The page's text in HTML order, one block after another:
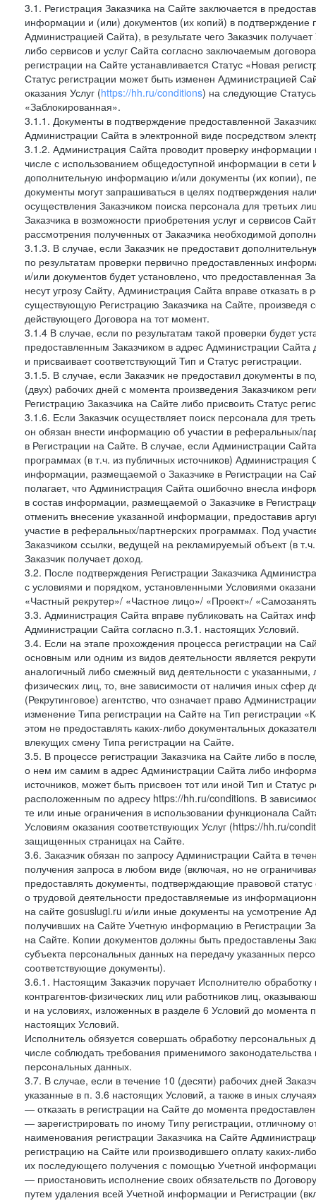
3.1. Регистрация Заказчика на Сайте заключается в
информации и (или) документов (их копий) в
Администрацией Сайта), в результате чего Заказчик
либо сервисов и услуг Сайта согласно заключаемым
регистрации на Сайте устанавливается Статус «Новая
Статус регистрации может быть изменен Администрацией
оказания Услуг (https://hh.ru/conditions) на следующие
«Заблокированная».
3.1.1. Документы в подтверждение предоставленной
Администрации Сайта в электронной виде посредством
3.1.2. Администрация Сайта проводит проверку информации
числе с использованием общедоступной информации в
дополнительную информацию и/или документы (их копии),
документы могут запрашиваться в целях подтверждения
осуществления Заказчиком поиска персонала для третьих
Заказчика в возможности приобретения услуг и сервисов
рассмотрения полученных от Заказчика необходимой
3.1.3. В случае, если Заказчик не предоставит
по результатам проверки первично предоставленных
и/или документов будет установлено, что предоставленная
несут угрозу Сайту, Администрация Сайта вправе отказать
существующую Регистрацию Заказчика на Сайте, произведя
действующего Договора на тот момент.
3.1.4 В случае, если по результатам такой проверки будет
предоставленным Заказчиком в адрес Администрации
и присваивает соответствующий Тип и Статус регистрации.
3.1.5. В случае, если Заказчик не предоставил документы в
(двух) рабочих дней с момента произведения Заказчиком
Регистрацию Заказчика на Сайте либо присвоить Статус
3.1.6. Если Заказчик осуществляет поиск персонала для
он обязан внести информацию об участии в реферальных/
в Регистрации на Сайте. В случае, если Администрации
программах (в т.ч. из публичных источников)
информации, размещаемой о Заказчике в Регистрации на
полагает, что Администрация Сайта ошибочно внесла
в состав информации, размещаемой о Заказчике в
отменить внесение указанной информации, предоставив
участие в реферальных/партнерских программах. Под
Заказчиком ссылки, ведущей на рекламируемый объект (в
Заказчик получает доход.
3.2. После подтверждения Регистрации Заказчика
с условиями и порядком, установленными Условиями
«Частный рекрутер»/ «Частное лицо»/ «Проект»/
3.3. Администрация Сайта вправе публиковать на Сайтах
Администрации Сайта согласно п.3.1. настоящих Условий.
3.4. Если на этапе прохождения процесса регистрации на
основным или одним из видов деятельности является
аналогичный либо смежный вид деятельности с
физических лиц, то, вне зависимости от наличия иных сфер
(Рекрутинговое) агентство, что означает право
изменение Типа регистрации на Сайте на Тип регистрации
этом не предоставлять каких-либо документальных
влекущих смену Типа регистрации на Сайте.
3.5. В процессе регистрации Заказчика на Сайте либо в
о нем им самим в адрес Администрации Сайта либо
источников, может быть присвоен тот или иной Тип и
расположенным по адресу https://hh.ru/conditions. В
те или иные ограничения в использовании функционала
Условиям оказания соответствующих Услуг (https://hh.ru/
защищенных страницах на Сайте.
3.6. Заказчик обязан по запросу Администрации Сайта в
получения запроса в любом виде (включая, но не
предоставлять документы, подтверждающие правовой
о трудовой деятельности предоставляемые из
на сайте gosuslugi.ru и/или иные документы на усмотрение
получивших на Сайте Учетную информацию в Регистрации
на Сайте. Копии документов должны быть предоставлены
субъекта персональных данных на передачу указанных
соответствующие документы).
3.6.1. Настоящим Заказчик поручает Исполнителю
контрагентов-физических лиц или работников лиц,
и на условиях, изложенных в разделе 6 Условий до момента
настоящих Условий.
Исполнитель обязуется совершать обработку
числе соблюдать требования применимого
персональных данных.
3.7. В случае, если в течение 10 (десяти) рабочих дней
указанные в п. 3.6 настоящих Условий, а также в иных
— отказать в регистрации на Сайте до момента
— зарегистрировать по иному Типу регистрации, отличному
наименования регистрации Заказчика на Сайте
регистрацию на Сайте или производившего оплату каких-
их последующего получения с помощью Учетной
— приостановить исполнение своих обязательств по
путем удаления всей Учетной информации и Регистрации